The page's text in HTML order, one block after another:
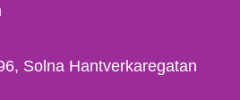
Solna Hantverkaregatan